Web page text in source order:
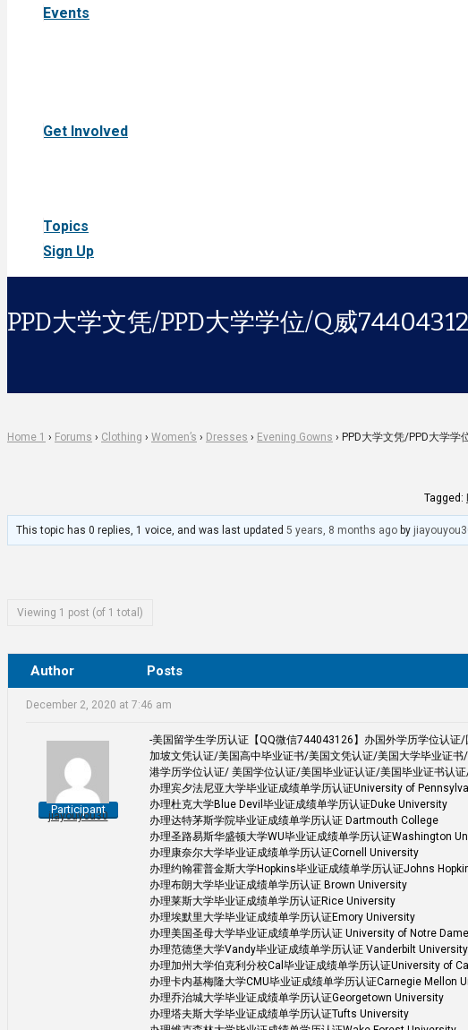
Events
Get Involved
Topics
Sign Up
PPD大学文凭/PPD大学学位/Q威
Home 1 › Forums › Clothing › Women’s › Dresses › Evening Gowns › PPD大学文凭/PPD大学学
Tagged:
This topic has 0 replies, 1 voice, and was last updated5 years, 8 months ago by
Viewing 1 post (of 1 total)
Author Posts
December 2, 2020 at 7:46 am
jiayouyou30
Participant
-美国留学生学历认证【QQ微信744043126】办国外学历学位认
加坡文凭认证/美国高中毕业证书/美国文凭认证/美国大学毕业证
港学历学位认证/ 美国学位认证/美国毕业证认证/美国毕业证书认
办理宾夕法尼亚大学毕业证成绩单学历认证University of
办理杜克大学Blue Devil毕业证成绩单学历认证Duke University
办理达特茅斯学院毕业证成绩单学历认证 Dartmouth College
办理圣路易斯华盛顿大学WU毕业证成绩单学历认证Washington
办理康奈尔大学毕业证成绩单学历认证Cornell University
办理约翰霍普金斯大学Hopkins毕业证成绩单学历认证Johns
办理布朗大学毕业证成绩单学历认证 Brown University
办理莱斯大学毕业证成绩单学历认证Rice University
办理埃默里大学毕业证成绩单学历认证Emory University
办理美国圣母大学毕业证成绩单学历认证 University of Notre Dame
办理范德堡大学Vandy毕业证成绩单学历认证 Vanderbilt University
办理加州大学伯克利分校Cal毕业证成绩单学历认证University of
办理卡内基梅隆大学CMU毕业证成绩单学历认证Carnegie Mellon
办理乔治城大学毕业证成绩单学历认证Georgetown University
办理塔夫斯大学毕业证成绩单学历认证Tufts University